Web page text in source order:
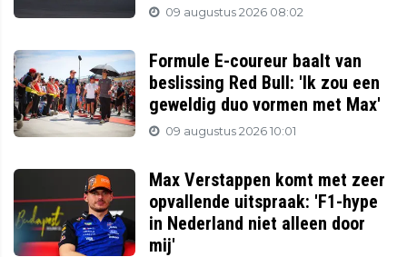
09 augustus 2026 08:02
Formule E-coureur baalt van
beslissing Red Bull: 'Ik zou een
geweldig duo vormen met Max'
09 augustus 2026 10:01
Max Verstappen komt met zeer
opvallende uitspraak: 'F1-hype
in Nederland niet alleen door
mij'